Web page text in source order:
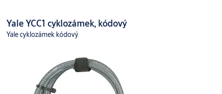
Yale YCC1 cyklozámek, kódový
Yale cyklozámek kódový